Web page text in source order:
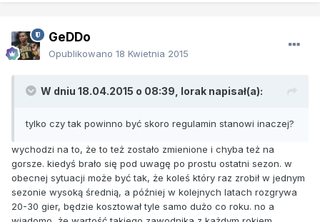
GeDDo
Opublikowano 18 Kwietnia 2015
W dniu 18.04.2015 o 08:39, lorak napisał(a):
tylko czy tak powinno być skoro regulamin stanowi inaczej?
wychodzi na to, że to też zostało zmienione i chyba też na
gorsze. kiedyś brało się pod uwagę po prostu ostatni sezon. w
obecnej sytuacji może być tak, że koleś który raz zrobił w jednym
sezonie wysoką średnią, a później w kolejnych latach rozgrywa
20-30 gier, będzie kosztował tyle samo dużo co roku. no a